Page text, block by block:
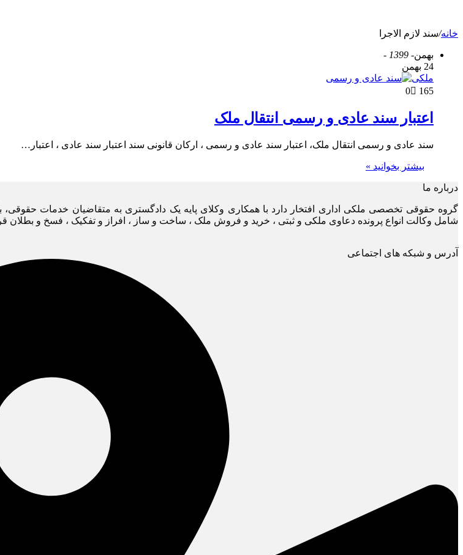
خانه/سند لازم الاجرا
بهمن- 1399 -
24 بهمن
ملکی
0
165
اعتبار سند عادی و رسمی انتقال ملک
سند عادی و رسمی انتقال ملک، اعتبار سند عادی و رسمی ، ارکان قانونی سند اعتبار سند عادی ، اعتبار…
بیشتر بخوانید »
درباره ما
گروه حقوقی تخصصی ملکی اداری افتخار دارد با همکاری وکلای پایه یک دادگستری به متقاضیان خدمات
شامل وکالت انواع پرونده دعاوی ملکی و ثبتی ، خرید و فروش ملک ، ساخت و ساز ، افراز و تفکیک ، فسخ و بطلان
آدرس و شبکه های اجتماعی